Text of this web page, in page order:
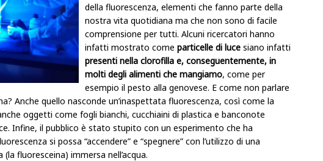
della fluorescenza, elementi che fanno parte della
nostra vita quotidiana ma che non sono di facile
comprensione per tutti. Alcuni ricercatori hanno
infatti mostrato come particelle di luce siano infatti
presenti nella clorofilla e, conseguentemente, in
molti degli alimenti che mangiamo, come per
esempio il pesto alla genovese. E come non parlare
Anche quello nasconde un’inaspettata fluorescenza, così come la
oggetti come fogli bianchi, cucchiaini di plastica e banconote
Infine, il pubblico è stato stupito con un esperimento che ha
si possa “accendere” e “spegnere” con l’utilizzo di una
fluoresceina) immersa nell’acqua.